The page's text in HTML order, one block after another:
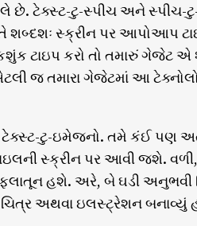
છે. ટેક્સ્ટ-ટુ-સ્પીચ અને
શબ્દશઃ સ્ક્રીન પર આપોઆપ
ટાઇપ કરો તો તમારું ગેજેટ
જ તમારા ગેજેટમાં આ
ટુ-ઇમેજનો. તમે કંઈ પણ
સ્ક્રીન પર આવી
હશે. અરે, બે ઘડી અનુભવી
અથવા ઇલસ્ટ્રેશન બનાવ્યું